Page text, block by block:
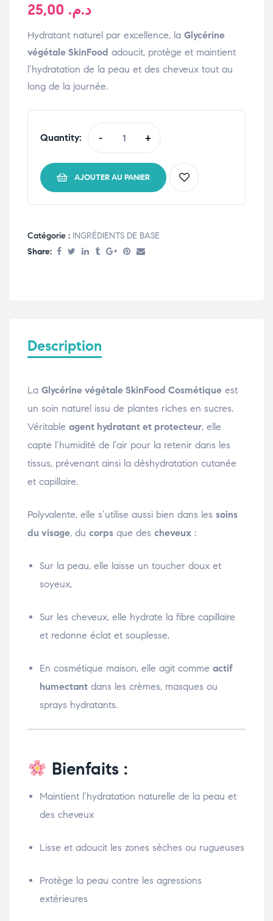
د.م.
Hydratant naturel par excellence, la Glycérine
végétale SkinFood adoucit, protège et maintient
l’hydratation de la peau et des cheveux tout au
long de la journée.
Quantity: - +
AJOUTER AU PANIER
Catégorie : INGRÉDIENTS DE BASE
Share:
Description
La Glycérine végétale SkinFood Cosmétique est
un soin naturel issu de plantes riches en sucres.
Véritable agent hydratant et protecteur, elle
capte l’humidité de l’air pour la retenir dans les
tissus, prévenant ainsi la déshydratation cutanée
et capillaire.
Polyvalente, elle s’utilise aussi bien dans les soins
du visage, du corps que des cheveux :
Sur la peau, elle laisse un toucher doux et
soyeux,
Sur les cheveux, elle hydrate la fibre capillaire
et redonne éclat et souplesse,
En cosmétique maison, elle agit comme actif
humectant dans les crèmes, masques ou
sprays hydratants.
Bienfaits :
Maintient l’hydratation naturelle de la peau et
des cheveux
Lisse et adoucit les zones sèches ou rugueuses
Protège la peau contre les agressions
extérieures